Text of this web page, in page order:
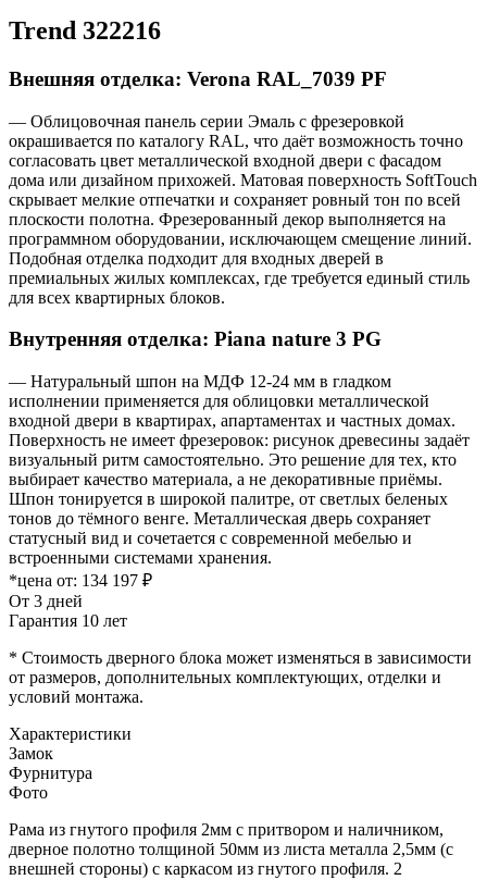
Trend 322216
Внешняя отделка: Verona RAL_7039 PF
— Облицовочная панель серии Эмаль с фрезеровкой
окрашивается по каталогу RAL, что даёт возможность точно
согласовать цвет металлической входной двери с фасадом
дома или дизайном прихожей. Матовая поверхность SoftTouch
скрывает мелкие отпечатки и сохраняет ровный тон по всей
плоскости полотна. Фрезерованный декор выполняется на
программном оборудовании, исключающем смещение линий.
Подобная отделка подходит для входных дверей в
премиальных жилых комплексах, где требуется единый стиль
для всех квартирных блоков.
Внутренняя отделка: Piana nature 3 PG
— Натуральный шпон на МДФ 12-24 мм в гладком
исполнении применяется для облицовки металлической
входной двери в квартирах, апартаментах и частных домах.
Поверхность не имеет фрезеровок: рисунок древесины задаёт
визуальный ритм самостоятельно. Это решение для тех, кто
выбирает качество материала, а не декоративные приёмы.
Шпон тонируется в широкой палитре, от светлых беленых
тонов до тёмного венге. Металлическая дверь сохраняет
статусный вид и сочетается с современной мебелью и
встроенными системами хранения.
*цена от: 134 197 ₽
От 3 дней
Гарантия 10 лет
* Стоимость дверного блока может изменяться в зависимости
от размеров, дополнительных комплектующих, отделки и
условий монтажа.
Характеристики
Замок
Фурнитура
Фото
Рама из гнутого профиля 2мм с притвором и наличником,
дверное полотно толщиной 50мм из листа металла 2,5мм (с
внешней стороны) c каркасом из гнутого профиля. 2